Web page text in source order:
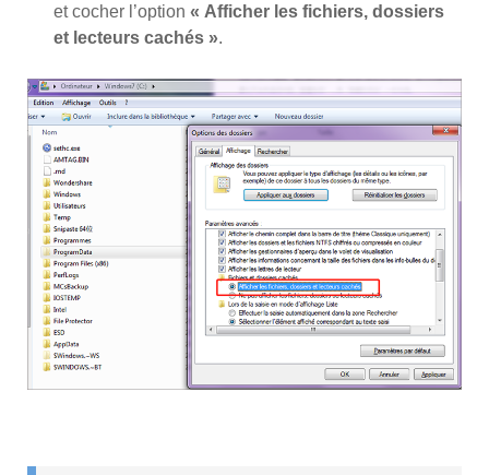
et cocher l’option « Afficher les fichiers, dossiers
et lecteurs cachés ».